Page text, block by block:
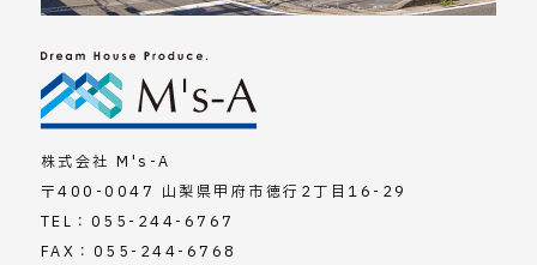
株式会社 M's-A
〒400-0047 山梨県甲府市徳行2丁目16-29
TEL： 055-244-6767
FAX：055-244-6768